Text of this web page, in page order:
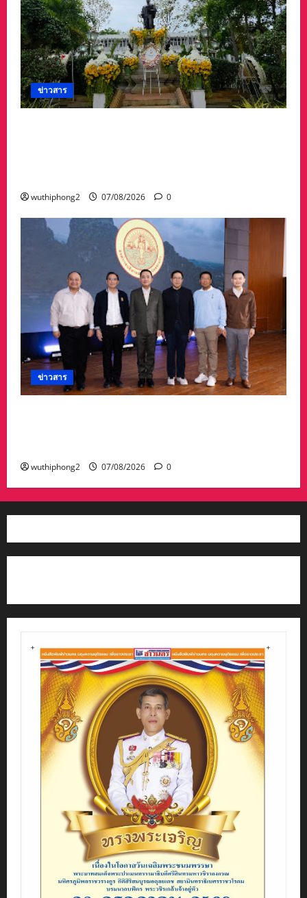
ข่าวสาร
wuthiphong2 07/08/2026 0
ข่าวสาร
wuthiphong2 07/08/2026 0